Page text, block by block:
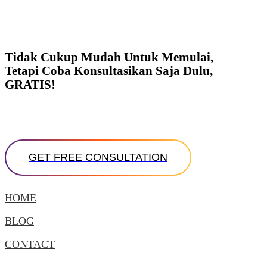
Tidak Cukup Mudah Untuk Memulai,
Tetapi Coba Konsultasikan Saja Dulu,
GRATIS!
HOME
BLOG
CONTACT